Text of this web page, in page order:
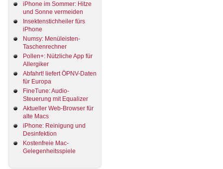
iPhone im Sommer: Hitze
und Sonne vermeiden
Insektenstichheiler fürs
iPhone
Numsy: Menüleisten-
Taschenrechner
Pollen+: Nützliche App für
Allergiker
Abfahrt! liefert ÖPNV-Daten
für Europa
FineTune: Audio-
Steuerung mit Equalizer
Aktueller Web-Browser für
alte Macs
iPhone: Reinigung und
Desinfektion
Kostenfreie Mac-
Gelegenheitsspiele